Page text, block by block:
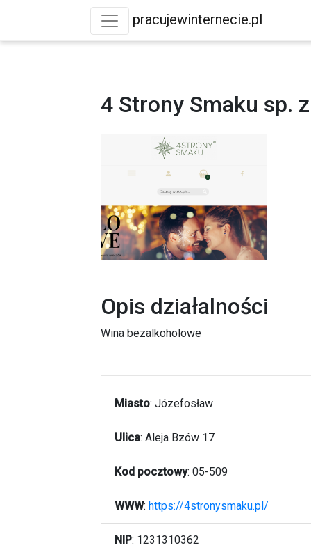
pracujewinternecie.pl
4 Strony Smaku sp.
Opis działalności
Wina bezalkoholowe
Miasto: Józefosław
Ulica: Aleja Bzów 17
Kod pocztowy: 05-509
WWW: https://4stronysmaku.pl/
NIP: 1231310362